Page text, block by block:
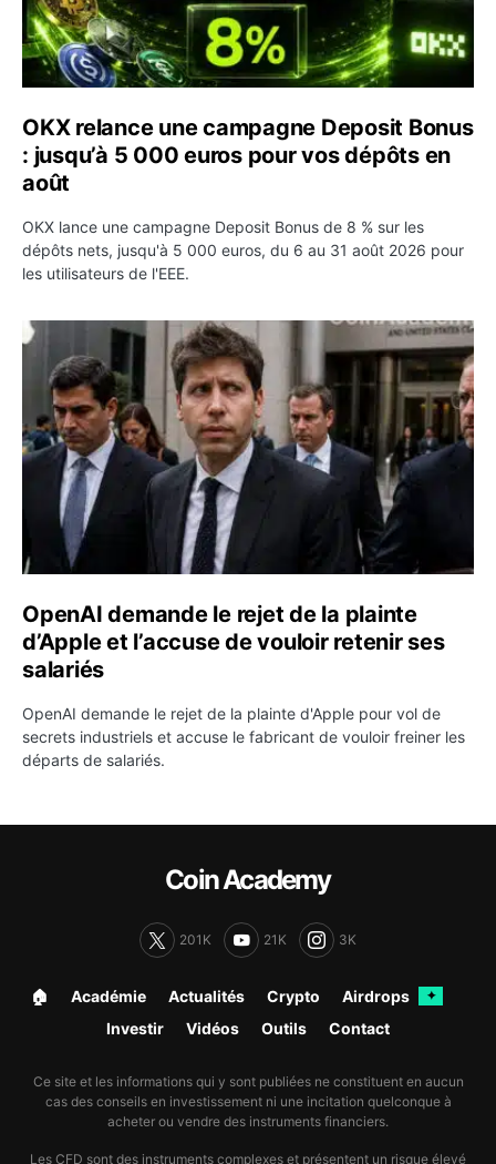
OKX relance une campagne Deposit Bonus
: jusqu’à 5 000 euros pour vos dépôts en
août
OKX lance une campagne Deposit Bonus de 8 % sur les
dépôts nets, jusqu'à 5 000 euros, du 6 au 31 août 2026 pour
les utilisateurs de l'EEE.
OpenAI demande le rejet de la plainte d’Apple et
OpenAI demande le rejet de la plainte
d’Apple et l’accuse de vouloir retenir ses
salariés
OpenAI demande le rejet de la plainte d'Apple pour vol de
secrets industriels et accuse le fabricant de vouloir freiner les
départs de salariés.
Coin Academy
201K 21K 3K
🏠︎ Académie Actualités Crypto Airdrops ✦
Investir Vidéos Outils Contact
Ce site et les informations qui y sont publiées ne constituent en aucun
cas des conseils en investissement ni une incitation quelconque à
acheter ou vendre des instruments financiers.
Les CFD sont des instruments complexes et présentent un risque élevé